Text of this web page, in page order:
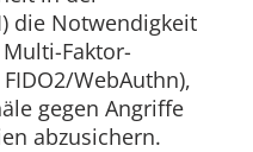
die Notwendigkeit
Faktor-
WebAuthn),
gegen Angriffe
abzusichern.